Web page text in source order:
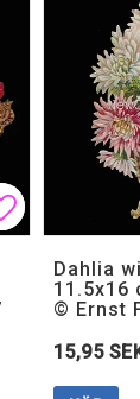
Lägg till i
Lägg till i
Dahlia
11.5x16
© Ernst
15,95